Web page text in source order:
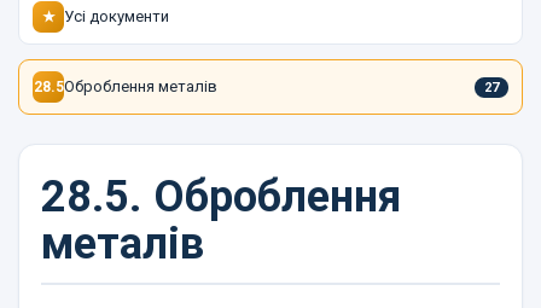
★ Усі документи
28.5Оброблення металів 27
28.5. Оброблення
металів